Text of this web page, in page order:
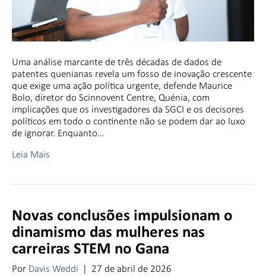
Uma análise marcante de três décadas de dados de
patentes quenianas revela um fosso de inovação crescente
que exige uma ação política urgente, defende Maurice
Bolo, diretor do Scinnovent Centre, Quénia, com
implicações que os investigadores da SGCI e os decisores
políticos em todo o continente não se podem dar ao luxo
de ignorar. Enquanto…
Leia Mais
Novas conclusões impulsionam o
dinamismo das mulheres nas
carreiras STEM no Gana
Por Davis Weddi | 27 de abril de 2026